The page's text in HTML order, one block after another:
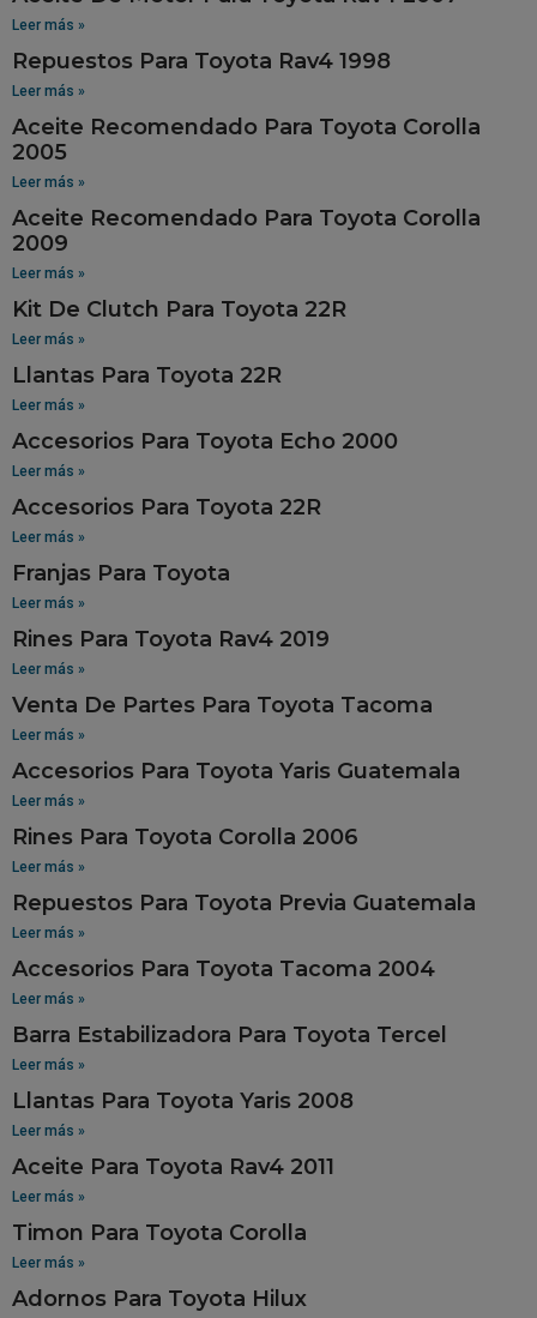
Leer más »
Repuestos Para Toyota Rav4 1998
Leer más »
Aceite Recomendado Para Toyota Corolla
2005
Leer más »
Aceite Recomendado Para Toyota Corolla
2009
Leer más »
Kit De Clutch Para Toyota 22R
Leer más »
Llantas Para Toyota 22R
Leer más »
Accesorios Para Toyota Echo 2000
Leer más »
Accesorios Para Toyota 22R
Leer más »
Franjas Para Toyota
Leer más »
Rines Para Toyota Rav4 2019
Leer más »
Venta De Partes Para Toyota Tacoma
Leer más »
Accesorios Para Toyota Yaris Guatemala
Leer más »
Rines Para Toyota Corolla 2006
Leer más »
Repuestos Para Toyota Previa Guatemala
Leer más »
Accesorios Para Toyota Tacoma 2004
Leer más »
Barra Estabilizadora Para Toyota Tercel
Leer más »
Llantas Para Toyota Yaris 2008
Leer más »
Aceite Para Toyota Rav4 2011
Leer más »
Timon Para Toyota Corolla
Leer más »
Adornos Para Toyota Hilux